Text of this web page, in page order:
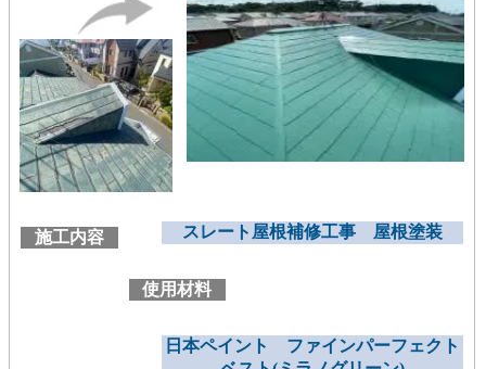
施工内容 スレート屋根補修工事 屋根塗装
使用材料
日本ペイント ファインパーフェクト